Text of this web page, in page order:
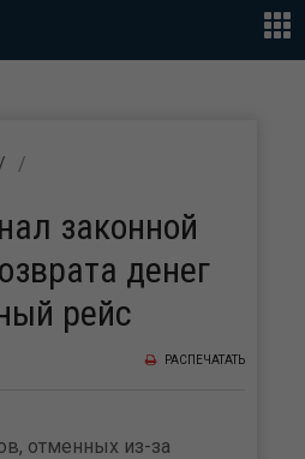
законной
денег
рейс
РАСПЕЧАТАТЬ
отменных из-за